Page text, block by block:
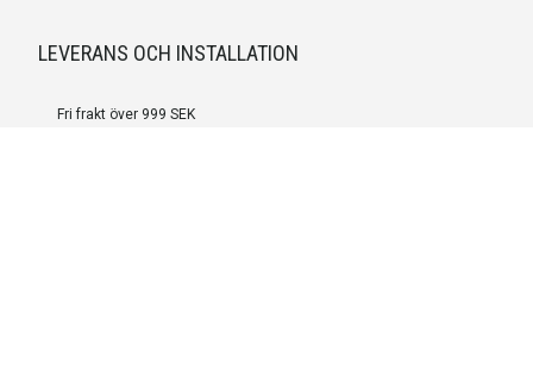
LEVERANS OCH INSTALLATION
Fri frakt över 999 SEK